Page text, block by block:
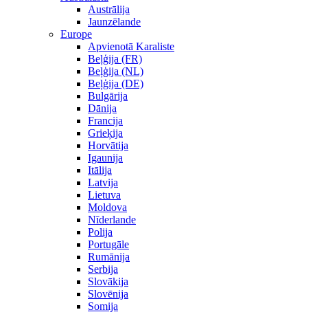
Austrālija
Jaunzēlande
Europe
Apvienotā Karaliste
Beļģija (FR)
Beļģija (NL)
Beļģija (DE)
Bulgārija
Dānija
Francija
Grieķija
Horvātija
Igaunija
Itālija
Latvija
Lietuva
Moldova
Nīderlande
Polija
Portugāle
Rumānija
Serbija
Slovākija
Slovēnija
Somija